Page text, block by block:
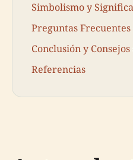
Simbolismo y
Preguntas Frecuentes
Conclusión y
Referencias